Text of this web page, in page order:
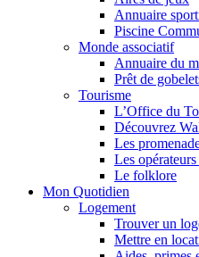
Annuaire
Piscine
Monde associatif
Annuaire du
Prêt de
Tourisme
L’Office du
Découvrez
Les
Les
Le folklore
Mon Quotidien
Logement
Trouver un
Mettre en